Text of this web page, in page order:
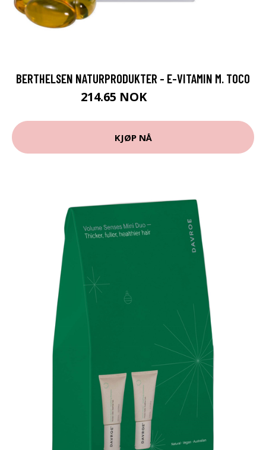
BERTHELSEN NATURPRODUKTER - E-VITAMIN M. TOCO
214.65 NOK
KJØP NÅ